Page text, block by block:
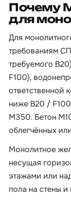
Почему
для
Для
требованиям
требуемого
F100),
ответственной
ниже B20 /
М350. Бетон
облегчённых
Монолитное
несущая
этажами или
пола на стены и